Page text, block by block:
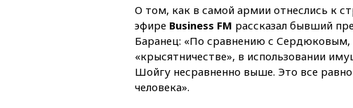
О том, как в самой армии отнеслись к
эфире Business FM рассказал бывший
Баранец: «По сравнению с Сердюковым,
«крысятничестве», в использовании
Шойгу несравненно выше. Это все
человека».